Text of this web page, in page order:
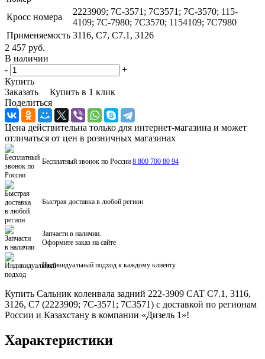
Кросс номера
2223909; 7C-3571; 7C3571; 7C-3570; 115-
4109; 7C-7980; 7C3570; 1154109; 7C7980
Применяемость 3116, C7, C7.1, 3126
2 457 руб.
В наличии
-
+
Купить
Заказать
Купить в 1 клик
Поделиться
Цена действительна только для интернет-магазина и может
отличаться от цен в розничных магазинах
Бесплатный звонок по России 8 800 700 80 94
Быстрая доставка в любой регион
Запчасти в наличии.
Оформите заказ на сайте
Индивидуальный подход к каждому клиенту
Купить Сальник коленвала задний 222-3909 CAT C7.1, 3116,
3126, C7 (2223909; 7C-3571; 7C3571) с доставкой по регионам
России и Казахстану в компании «Дизель 1»!
Характеристики